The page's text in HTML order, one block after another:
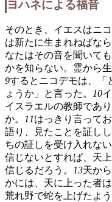
ヨハネによる福音
そのとき、イエスはニ
は新たに生まれねばなら
なたはその音を聞いて
かを知らない。霊から
9するとニコデモは、「
ょうか」と言った。 10
イスラエルの教師であ
か。 11はっきり言って
語り、見たことを証し
ちの証しを受け入れない
信じないとすれば、天
信じるだろう。 13天か
かには、天に上った者は
荒れ野で蛇を上げたよ